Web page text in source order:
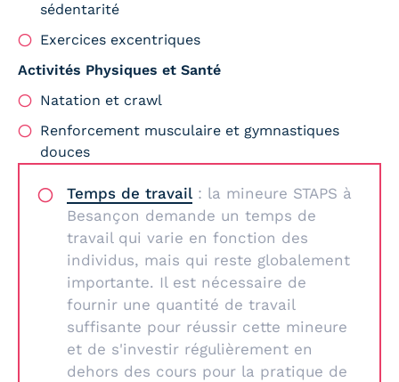
sédentarité
Exercices excentriques
Activités Physiques et Santé
Natation et crawl
Renforcement musculaire et gymnastiques
douces
Temps de travail: la mineure STAPS à
Besançon demande un temps de
travail qui varie en fonction des
individus, mais qui reste globalement
importante. Il est nécessaire de
fournir une quantité de travail
suffisante pour réussir cette mineure
et de s'investir régulièrement en
dehors des cours pour la pratique de